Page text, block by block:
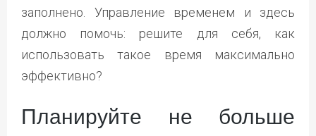
заполнено. Управление временем и здесь
должно помочь: решите для себя, как
использовать такое время максимально
эффективно?
Планируйте не больше